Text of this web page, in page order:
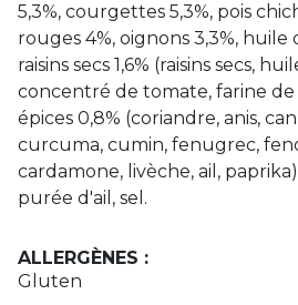
5,3%, courgettes 5,3%, pois
rouges 4%, oignons 3,3%,
raisins secs 1,6% (raisins secs,
concentré de tomate, farine de
épices 0,8% (coriandre, anis,
curcuma, cumin, fenugrec,
cardamone, livèche, ail,
purée d'ail, sel.
ALLERGÈNES :
Gluten